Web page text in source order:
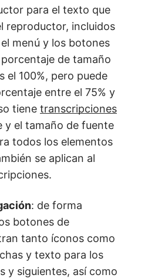
para el texto que
reproductor, incluidos
menú y los botones
de tamaño
el 100%, pero puede
entre el 75% y
tiene transcripciones
y el tamaño de fuente
todos los elementos
se aplican al
: de forma
botones de
tanto íconos como
y texto para los
y siguientes, así como